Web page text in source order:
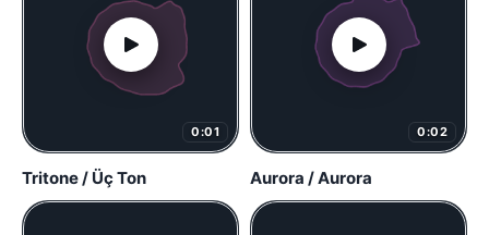
0:01
Tritone / Üç Ton
0:02
Aurora / Aurora